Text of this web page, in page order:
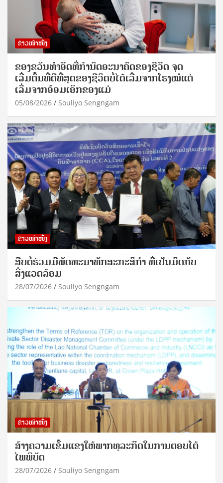
ຂ່າວໜ້າໜຶ່ງ
ຂອງຂວັນທໍາອິດທີ່ກໍານົດອະນາຄົດຂອງຊີວິດ ຈຸດ
ເລີ່ມຕົ້ນທີ່ດີທີ່ສຸດຂອງຊີວິດບໍ່ໄດ້ເລີ່ມຈາກໂຮງໝໍແຕ່
ເລີ່ມຈາກອ້ອມເອິກຂອງແມ່
05/08/2026 Souliyo Sengngam
ຂ່າວໜ້າໜຶ່ງ
ສືບຕໍ່ຮ່ວມມືພັດທະນາທັກສະກະສິກຳ ທີ່ເປັນມິດກັບ
ສິ່ງແວດລ້ອມ
28/07/2026 Souliyo Sengngam
ຂ່າວໜ້າໜຶ່ງ
ສ້າງຄວາມເຂັ້ມແຂງໃຫ້ພາກທຸລະກິດໃນການຕອບໂຕ້
ໄພພິບັດ
28/07/2026 Souliyo Sengngam